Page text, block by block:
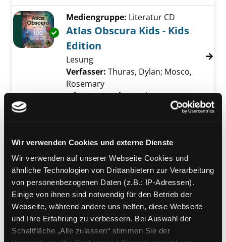
Wir verwenden Cookies und externe Dienste
Wir verwenden auf unserer Webseite Cookies und
ähnliche Technologien von Drittanbietern zur Verarbeitung
von personenbezogenen Daten (z.B.: IP-Adressen).
Einige von ihnen sind notwendig für den Betrieb der
Webseite, während andere uns helfen, diese Webseite
und Ihre Erfahrung zu verbessern. Bei Auswahl der
Schaltfläche „Alle zulassen“ stimmen Sie der
Exemplar-Details von Atlas Obscura Kids -
Mediengruppe: Literatur CD
Atlas Obscura Kids - Kids
Edition
Lesung
Verfasser: Thuras, Dylan; Mosco,
Rosemary
Jahr:2019Verlag:Köln, Wort Art
Experimente
Suche nach diesem Verfasser
Jahr:2011Verlag:Der Audio Verlag
Vorbestellbar:JaNein
Voraussichtlich entliehen bis:
Exemplar-Details von Alles über Polizei,
Mediengruppe:Hörfigur
Alles über Polizei,
Feuerwehr und Rettung